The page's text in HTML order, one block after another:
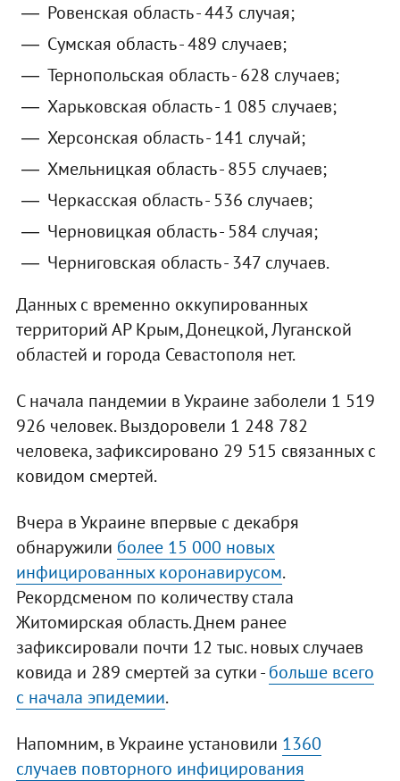
Ровенская область - 443 случая;
Сумская область - 489 случаев;
Тернопольская область - 628 случаев;
Харьковская область - 1 085 случаев;
Херсонская область - 141 случай;
Хмельницкая область - 855 случаев;
Черкасская область - 536 случаев;
Черновицкая область - 584 случая;
Черниговская область - 347 случаев.
Данных с временно оккупированных
территорий АР Крым, Донецкой, Луганской
областей и города Севастополя нет.
С начала пандемии в Украине заболели 1 519
926 человек. Выздоровели 1 248 782
человека, зафиксировано 29 515 связанных с
ковидом смертей.
Вчера в Украине впервые с декабря
обнаружили более 15 000 новых
инфицированных коронавирусом.
Рекордсменом по количеству стала
Житомирская область. Днем ранее
зафиксировали почти 12 тыс. новых случаев
ковида и 289 смертей за сутки -больше всего
с начала эпидемии.
Напомним, в Украине установили 1360
случаев повторного инфицирования